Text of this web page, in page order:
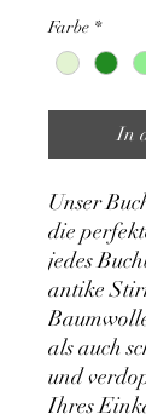
pro
Meter
Farbe *
In
Unser
die
jedes
antike
als auch
und
Ihres